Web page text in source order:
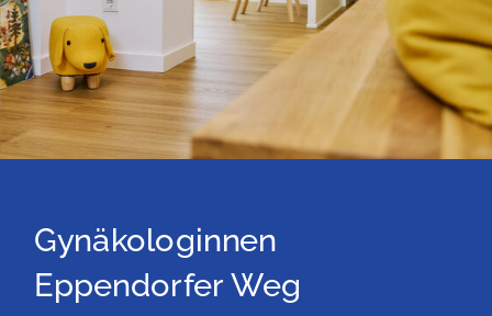
Gynäkologinnen
Eppendorfer Weg